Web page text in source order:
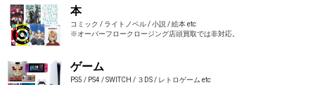
本
コミック / ライトノベル / 小説 / 絵本 etc
※オーバーフロークロージング店頭買取では非対応。
ゲーム
PS5 / PS4 / SWITCH / ３DS / レトロゲーム etc